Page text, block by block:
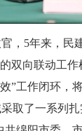
，5年来，民
双向联动工
”工作闭环
取了一系列